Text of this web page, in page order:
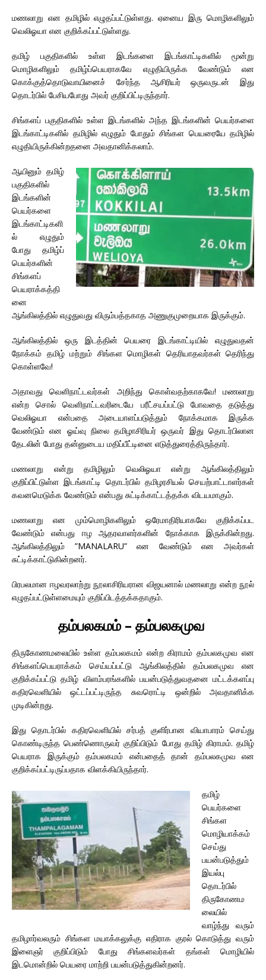
மணலாறு என தமிழில் எழுதப்பட்டுள்ளது. ஏனைய இரு மொழிகளிலும்
வெலிஓயா என குறிக்கப்பட்டுள்ளது.
தமிழ் பகுதிகளில் உள்ள இடங்களை இடங்காட்டிகளில் மூன்று
மொழிகளிலும் தமிழ்ப்பெயராகவே எழுதியிருக்க வேண்டும் என
கொக்குத்தொடுவாயினைச் சேர்ந்த ஆசிரியர் ஒருவருடன் இது
தொடர்பில் பேசியபோது அவர் குறிப்பிட்டிருந்தார்.
சிங்களப் பகுதிகளில் உள்ள இடங்களில் அந்த இடங்களின் பெயர்களை
இடங்காட்டிகளில் தமிழில் எழுதும் போதும் சிங்கள பெயரையே தமிழில்
எழுதியிருக்கின்றதனை அவதானிக்கலாம்.
ஆயினும் தமிழ்
பகுதிகளில்
இடங்களின்
பெயர்களை
இடங்காட்டிகளி
ல் எழுதும்
போது தமிழ்ப்
பெயர்களின்
சிங்களப்
பெயராக்கத்தி
னை
ஆங்கிலத்தில் எழுதுவது விரும்பத்தகாத அணுகுமுறையாக இருக்கும்.
ஆங்கிலத்தில் ஒரு இடத்தின் பெயரை இடங்காட்டியில் எழுதுவதன்
நோக்கம் தமிழ் மற்றும் சிங்கள மொழிகள் தெரியாதவர்கள் தெரிந்து
கொள்ளவே!
அதாவது வெளிநாட்டவர்கள் அறிந்து கொள்வதற்காகவே! மணலாறு
என்ற சொல் வெளிநாட்டவரிடையே பரீட்சயப்பட்டு போவதை தடுத்து
வெலிஓயா என்பதை அடையாளப்படுத்தும் நோக்கமாக இருக்க
வேண்டும் என ஓய்வு நிலை தமிழாசிரியர் ஒருவர் இது தொடர்பிலான
தேடலின் போது தன்னுடைய மதிப்பீட்டினை எடுத்துரைத்திருந்தார்.
மணலாறு என்று தமிழிலும் வெலிஓயா என்று ஆங்கிலத்திலும்
குறிப்பிட்டுள்ள இடங்காட்டி தொடர்பில் தமிழரசியல் செயற்பாட்டாளர்கள்
கவனமெடுக்க வேண்டும் என்பது சுட்டிக்காட்டத்தக்க விடயமாகும்.
மணலாறு என மும்மொழிகளிலும் ஒரேமாதிரியாகவே குறிக்கப்பட
வேண்டும் என்பது ஈழ ஆதரவாளர்களின் நோக்காக இருக்கின்றது.
ஆங்கிலத்திலும் ”MANALARU” என வேண்டும் என அவர்கள்
சுட்டிக்காட்டுகின்றனர்.
பிரபலமான ஈழவரலாற்று நூலாசிரியரான விஜயனால் மணலாறு என்ற நூல்
எழுதப்பட்டுள்ளமையும் குறிப்பிடத்தக்கதாகும்.
தம்பலகமம் – தம்பலகமுவ
திருகோணமலையில் உள்ள தம்பலகமம் என்ற கிராமம் தம்பலகமுவ என
சிங்களப்பெயராக்கம் செய்யப்பட்டு ஆங்கிலத்தில் தம்பலகமுவ என
குறிக்கப்பட்டு தமிழ் விளம்பரங்களில் பயன்படுத்துவதனை மட்டக்களப்பு
கதிரவெளியில் ஒட்டப்பட்டிருந்த சுவரொட்டி ஒன்றில் அவதானிக்க
முடிகின்றது.
இது தொடர்பில் கதிரவெளியில் சர்பத் குளிர்பான வியாபாரம் செய்து
கொண்டிருந்த பெண்ணொருவர் குறிப்பிடும் போது தமிழ் கிராமம். தமிழ்
பெயராக இருக்கும் தம்பலகமம் என்பதைத் தான் தம்பலகமுவ என
குறிக்கப்பட்டிருப்பதாக விளக்கியிருந்தார்.
தமிழ்
பெயர்களை
சிங்கள
மொழியாக்கம்
செய்து
பயன்படுத்தும்
இயல்பு
தொடர்பில்
திருகோணம
லையில்
வாழ்ந்து வரும்
தமிழார்வலரும் சிங்கள மயாக்கலுக்கு எதிராக குரல் கொடுத்து வரும்
இளைஞர் குறிப்பிடும் போது சிங்களவர்கள் தங்கள் மொழியில்
இடமொன்றில் பெயரை மாற்றி பயன்படுத்துகின்றனர்.